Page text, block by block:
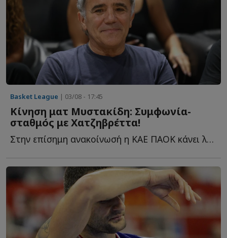
Basket League | 03/08 - 17:45
Κίνηση ματ Μυστακίδη: Συμφωνία-
σταθμός με Χατζηβρέττα!
Στην επίσημη ανακοίνωσή η ΚΑΕ ΠΑΟΚ κάνει λόγο για μία σ...